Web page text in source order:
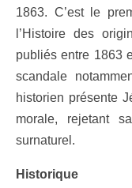
1863. C’est le
l’Histoire des
publiés entre 1863
scandale
historien présente
morale, rejetant
surnaturel.
Historique